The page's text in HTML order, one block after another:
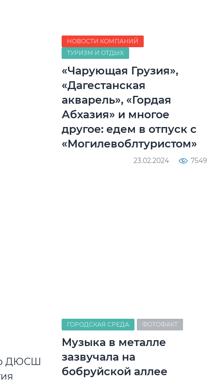
ДЮСШ
НОВОСТИ КОМПАНИЙ
ТУРИЗМ И ОТДЫХ
«Чарующая Грузия»,
«Дагестанская
акварель», «Гордая
Абхазия» и многое
другое: едем в отпуск с
«Могилевоблтуристом»
23.02.2024 7549
ГОРОДСКАЯ СРЕДА ФОТОФАКТ
Музыка в металле
зазвучала на
бобруйской аллее